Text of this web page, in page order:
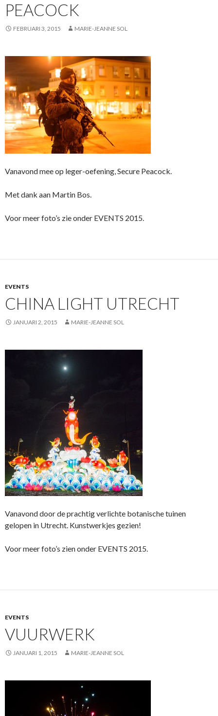
PEACOCK
FEBRUARI 3, 2015 MARIE-JEANNE SOL
Vanavond mee op leger-oefening, Secure Peacock.
Met dank aan Martin Bos.
Voor meer foto’s zie onder EVENTS 2015.
EVENTS
CHINA LIGHT UTRECHT
JANUARI 2, 2015 MARIE-JEANNE SOL
Vanavond door de prachtig verlichte botanische tuinen
gelopen in Utrecht. Kunstwerkjes gezien!
Voor meer foto’s zien onder EVENTS 2015.
EVENTS
VUURWERK
JANUARI 1, 2015 MARIE-JEANNE SOL